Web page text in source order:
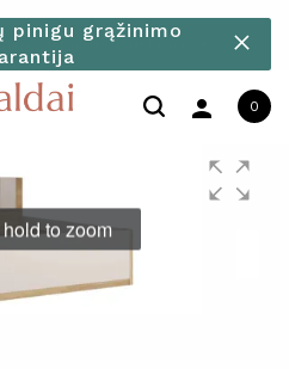
pinigu grąžinimo
person 0
to zoom